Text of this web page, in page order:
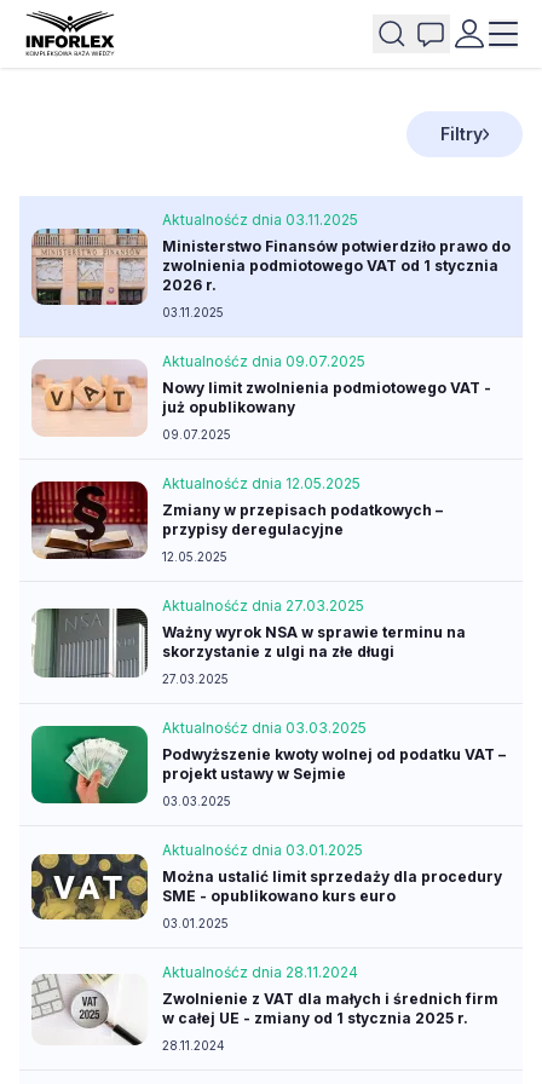
Filtry
Aktualnośćz dnia 03.11.2025
Ministerstwo Finansów potwierdziło prawo do
zwolnienia podmiotowego VAT od 1 stycznia
2026 r.
03.11.2025
Aktualnośćz dnia 09.07.2025
Nowy limit zwolnienia podmiotowego VAT -
już opublikowany
09.07.2025
Aktualnośćz dnia 12.05.2025
Zmiany w przepisach podatkowych –
przypisy deregulacyjne
12.05.2025
Aktualnośćz dnia 27.03.2025
Ważny wyrok NSA w sprawie terminu na
skorzystanie z ulgi na złe długi
27.03.2025
Aktualnośćz dnia 03.03.2025
Podwyższenie kwoty wolnej od podatku VAT –
projekt ustawy w Sejmie
03.03.2025
Aktualnośćz dnia 03.01.2025
Można ustalić limit sprzedaży dla procedury
SME - opublikowano kurs euro
03.01.2025
Aktualnośćz dnia 28.11.2024
Zwolnienie z VAT dla małych i średnich firm
w całej UE - zmiany od 1 stycznia 2025 r.
28.11.2024